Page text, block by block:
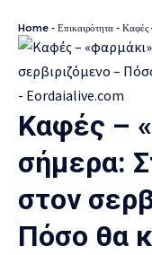
Home - Επικαιρότητα - Καφές –
Καφές –
σήμερα:
στον
Πόσο θα